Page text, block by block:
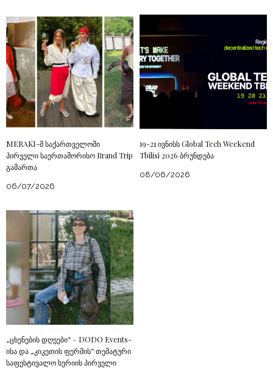
MERAKI-მ საქართველოში
პირველი საერთაშორისო Brand Trip
გამართა
06/07/2026
19-21 ივნისს Global Tech Weekend
Tbilisi 2026 ბრუნდება
08/06/2026
„ცხენების დღეები“ – DODO Events-
ისა და „კიკეთის ფერმის“ თემატური
საფესტივალო სერიის პირველი